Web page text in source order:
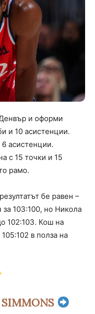
и оформи
и 10 асистенции.
асистенции.
с 15 точки и 15
рамо.
бе равен –
103:100, но Никола
102:103. Кош на
в полза на